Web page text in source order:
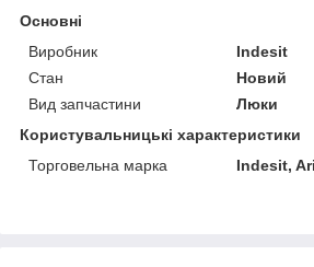
Основні
Виробник
Indesit
Стан
Новий
Вид запчастини
Люки
Користувальницькі характеристики
Торговельна марка
Indesit,